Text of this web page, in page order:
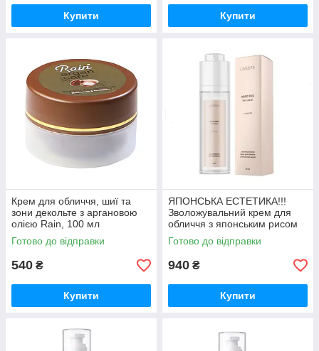
Купити Купити
Крем для обличчя, шиї та
зони декольте з аргановою
олією Rain, 100 мл
Готово до відправки
540 ₴
Купити
ЯПОНСЬКА ЕСТЕТИКА!!!
Зволожувальний крем для
обличчя з японським рисом
LIVESTA, 50 мл
Готово до відправки
940 ₴
Купити